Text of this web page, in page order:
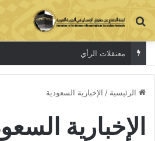
بحث عن
معتقلات الرأي
الرئيسية / الإخبارية السعودية
الإخبارية